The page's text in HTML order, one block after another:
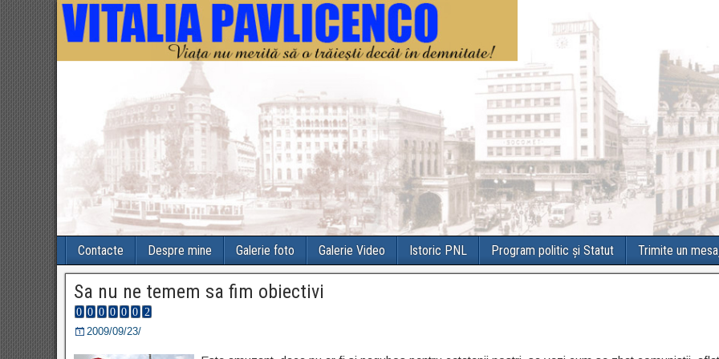
Contacte Despre mine Galerie foto Galerie Video Istoric PNL Program politic și Statut Trimite un
Sa nu ne temem sa fim obiectivi
2009/09/23/